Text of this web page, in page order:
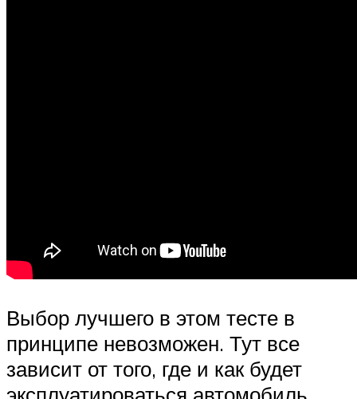
Выбор лучшего в этом тесте в
принципе невозможен. Тут все
зависит от того, где и как будет
эксплуатироваться автомобиль.